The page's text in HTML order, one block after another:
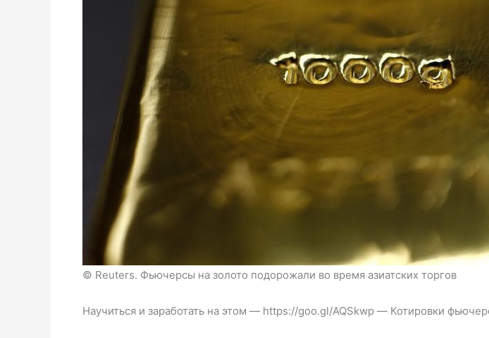
© Reuters. Фьючерсы на золото подорожали во время азиатских торгов
Научиться и заработать на этом — https://goo.gl/AQSkwp — Котировки